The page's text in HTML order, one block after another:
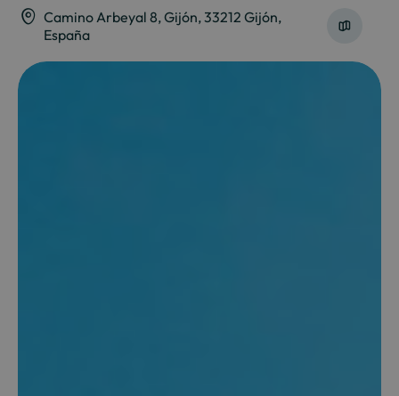
Camino Arbeyal 8, Gijón, 33212 Gijón,
España